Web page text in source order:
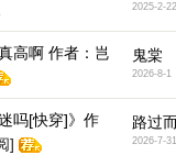
2025-2-22
高啊 作者：岂
鬼棠
2026-8-1
吗[快穿]》作
]
路过
2026-7-31